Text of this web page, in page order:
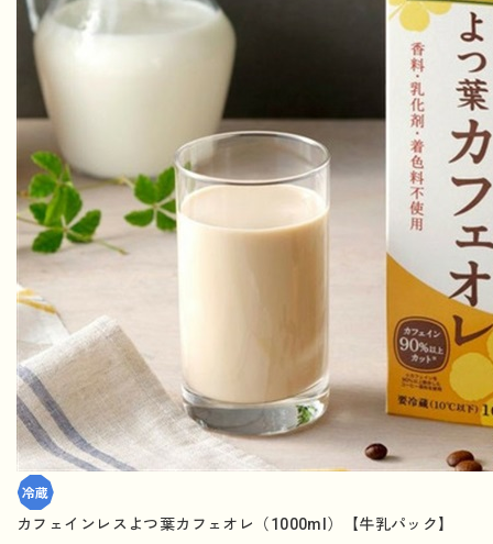
カフェインレスよつ葉カフェオレ（1000ml）【牛乳パック】